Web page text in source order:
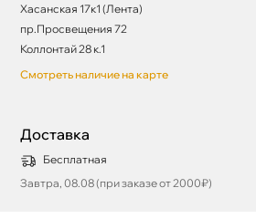
Хасанская 17к1 (Лента)
пр.Просвещения 72
Коллонтай 28 к.1
Смотреть наличие на карте
Доставка
Бесплатная
Завтра, 08.08 (при заказе от 2000₽)